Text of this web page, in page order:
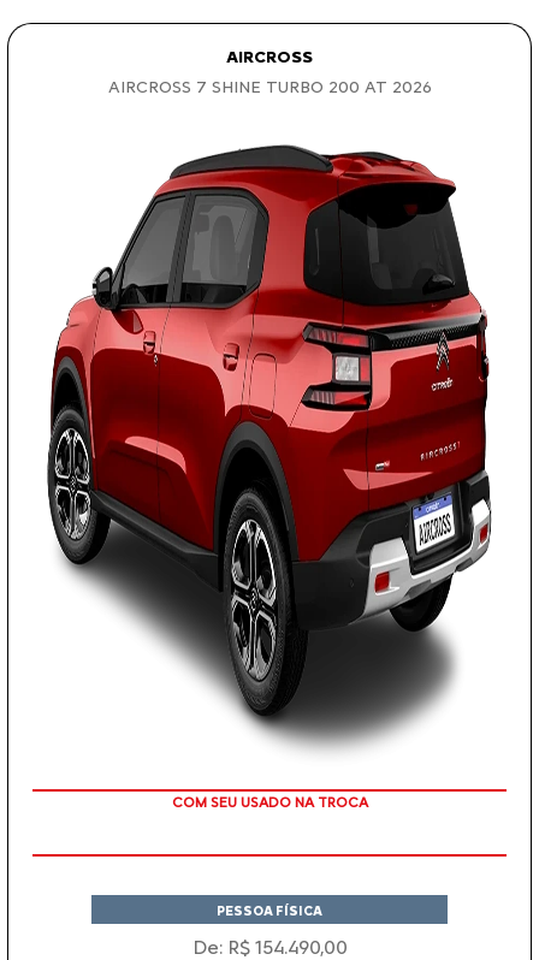
AIRCROSS
AIRCROSS 7 SHINE TURBO 200 AT 2026
TAXA ZERO
PESSOA FÍSICA
De: R$ 154.490,00